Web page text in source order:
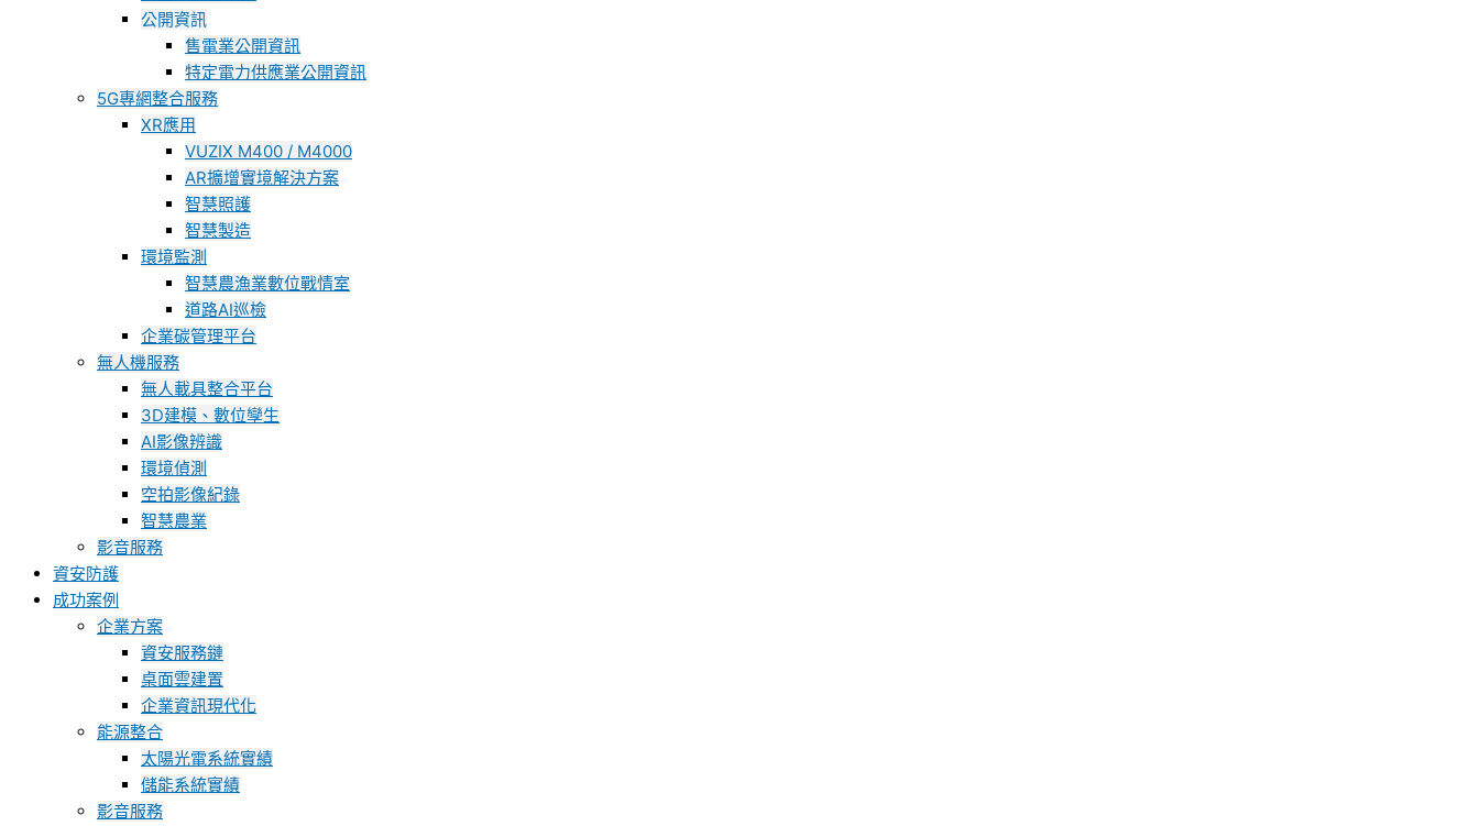
公開資訊
售電業公開資訊
特定電力供應業公開資訊
5G專網整合服務
XR應用
VUZIX M400 / M4000
AR擴增實境解決方案
智慧照護
智慧製造
環境監測
智慧農漁業數位戰情室
道路AI巡檢
企業碳管理平台
無人機服務
無人載具整合平台
3D建模、數位孿生
AI影像辨識
環境偵測
空拍影像紀錄
智慧農業
影音服務
資安防護
成功案例
企業方案
資安服務鏈
桌面雲建置
企業資訊現代化
能源整合
太陽光電系統實績
儲能系統實績
影音服務